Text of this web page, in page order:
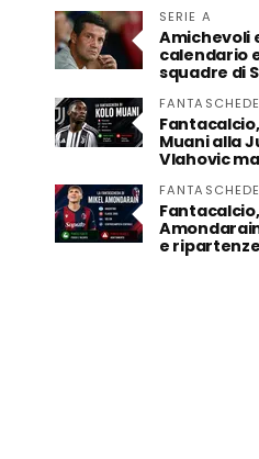
SERIE A
Amichevoli
calendario
squadre di
FANTASCHEDE
Muani alla
Vlahovic
FANTASCHEDE
e